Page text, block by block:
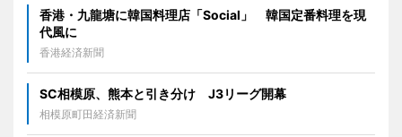
香港・九龍塘に韓国料理店「Social」 韓国定番料理を現
代風に
香港経済新聞
SC相模原、熊本と引き分け J3リーグ開幕
相模原町田経済新聞